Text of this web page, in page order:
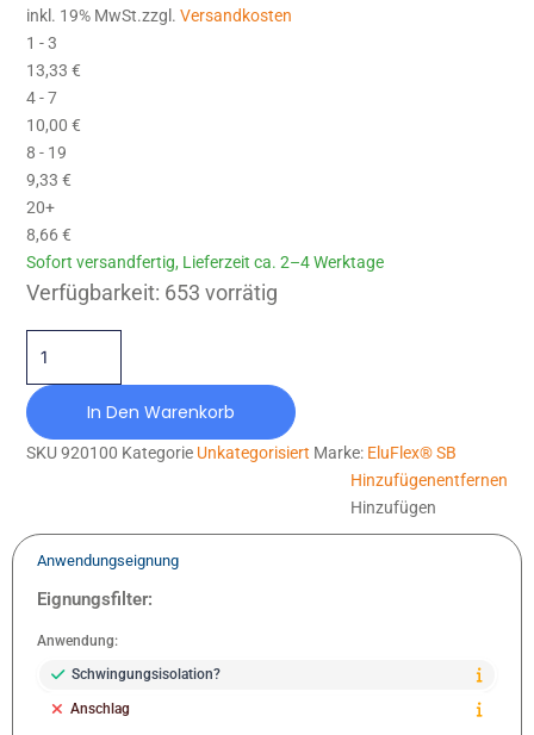
Hinzufügenentfernen
Hinzufügen
inkl. 19% MwSt.zzgl.Versandkosten
1 - 3
13,33€
4 - 7
10,00€
8 - 19
9,33€
20+
8,66€
Sofort versandfertig, Lieferzeit ca. 2–4 Werktage
Verfügbarkeit: 653 vorrätig
EF-SB-040X25-M6-ELOX Menge
In Den Warenkorb
SKU920100 Kategorie Unkategorisiert Marke: EluFlex® SB
Anwendungseignung
Eignungsfilter:
Anwendung:
Schwingungsisolation?
Anschlag